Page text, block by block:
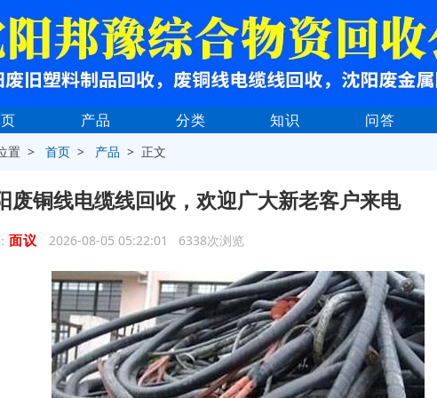
产品 分类 知识 问答
置 >首页 > 产品 > 正文
废铜线电缆线回收，欢迎广大新老客户来电
面议 2026-08-05 05:22:01 6338次浏览